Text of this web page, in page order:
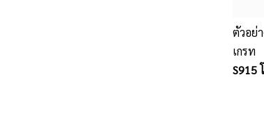
ตัวอย่
เกรท
S915